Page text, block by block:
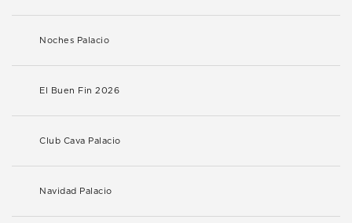
Noches Palacio
El Buen Fin 2026
Club Cava Palacio
Navidad Palacio